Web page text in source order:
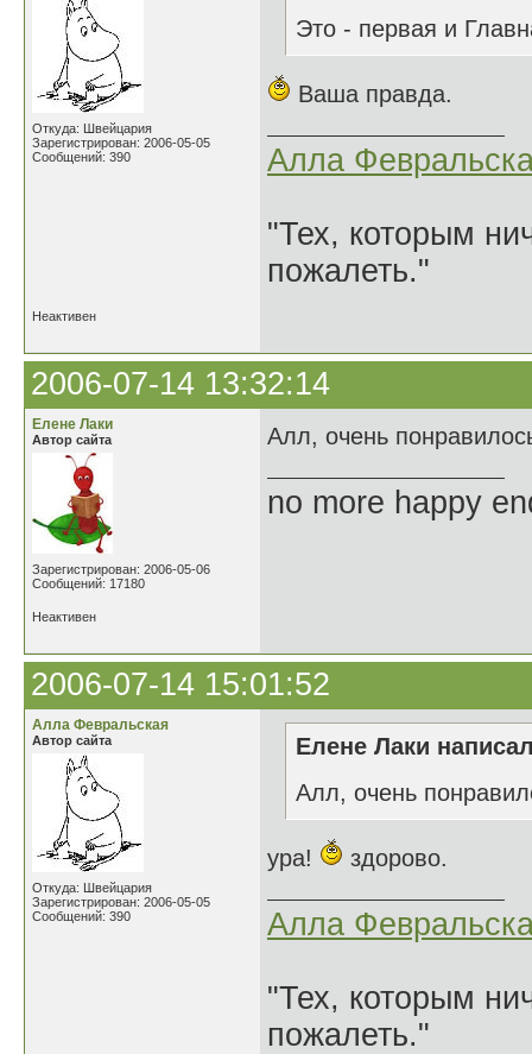
Откуда: Швейцария
Зарегистрирован: 2006-05-05
Сообщений: 390
Это - первая и
Ваша правда.
Алла
"Тех, которым
пожалеть."
Неактивен
2006-07-14 13:32:14
Елене Лаки
Автор сайта
Зарегистрирован: 2006-05-06
Сообщений: 17180
Алл, очень
no more happy
Неактивен
2006-07-14 15:01:52
Алла Февральская
Автор сайта
Откуда: Швейцария
Зарегистрирован: 2006-05-05
Сообщений: 390
Елене Лаки
Алл, очень
ура! здорово.
Алла
"Тех, которым
пожалеть."